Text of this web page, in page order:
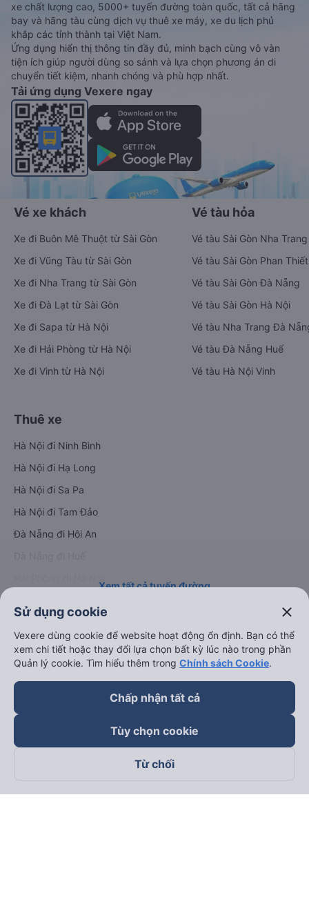
Vé xe tết 2027 từ Dương Kinh đi Ba Đình vẫn chưa được công
bố. Vexere.com sẽ sớm thông báo cho các bạn thông tin vé
xe Tết 2027 bao gồm giá vé, lịch trình, ngày giờ bán vé của
các hãng xe khách đi tuyến đường Dương Kinh - Ba Đình và
Ba Đình - Dương Kinh ngay khi có thông tin từ các hãng xe.
Đặt vé máy bay giá rẻ từ Dương Kinh đi
Ba Đình
Ứng dụng đặt vé Xe khách, Máy bay,
Tàu hoả và Thuê xe
Vexere - ứng dụng đặt vé đa phương tiện với hơn 3000+ nhà
xe chất lượng cao, 5000+ tuyến đường toàn quốc, tất cả hãng
khắp các tỉnh thành tại Việt Nam.
tiện ích giúp người dùng so sánh và lựa chọn phương án di
chuyển tiết kiệm, nhanh chóng và phù hợp nhất.
Tải ứng dụng Vexere ngay
Vé xe khách
Xe đi Buôn Mê Thuột từ Sài Gòn
Xe đi Vũng Tàu từ Sài Gòn
Xe đi Nha Trang từ Sài Gòn
Xe đi Đà Lạt từ Sài Gòn
Xe đi Sapa từ Hà Nội
Thuê xe
Hà Nội đi Ninh Bình
Hà Nội đi Hạ Long
Hà Nội đi Tam Đảo
Sử dụng cookie close
Vexere dùng cookie để website hoạt động ổn định. Bạn có thể
xem chi tiết hoặc thay đổi lựa chọn bất kỳ lúc nào trong phần
Quản lý cookie. Tìm hiểu thêm trong Chính sách Cookie.
Chấp nhận tất cả
Tùy chọn cookie
Từ chối